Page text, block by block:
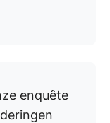
enquête